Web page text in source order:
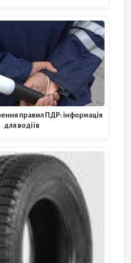
правил ПДР: інформація
для водіїв